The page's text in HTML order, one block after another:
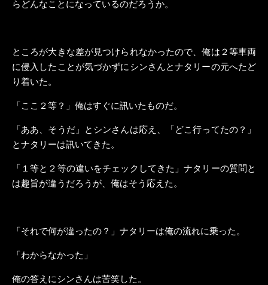
らどんなことになっているのだろうか。
ところが大きな差が見つけられなかったので、俺は２等車両
に侵入したことが気づかずにシンさんとナタリーの元へたど
り着いた。
「ここ２等？」俺はすぐに訊いたものだ。
「ああ、そうだ」とシンさんは応え、「どこ行ってたの？」
とナタリーは訊いてきた。
「１等と２等の違いをチェックしてきた」ナタリーの質問と
は趣旨が違うだろうが、俺はそう応えた。
「それで何が違ったの？」ナタリーは俺の流れに乗った。
「わからなかった」
俺の答えにシンさんは苦笑した。